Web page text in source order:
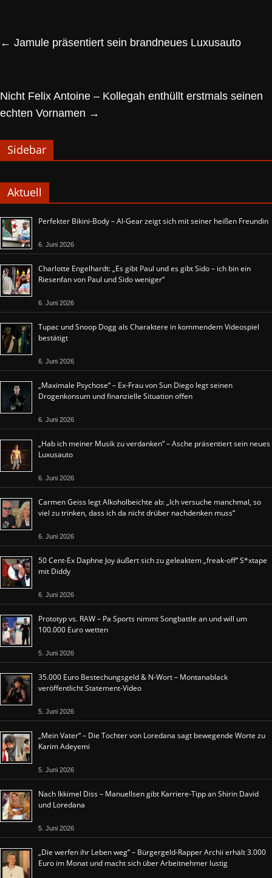
← Jamule präsentiert sein brandneues Luxusauto
Nicht Felix Antoine – Kollegah enthüllt erstmals seinen
echten Vornamen →
Sidebar
Aktuell
Perfekter Bikini-Body – Al-Gear zeigt sich mit seiner heißen Freundin
6. Juni 2026
Charlotte Engelhardt: „Es gibt Paul und es gibt Sido – ich bin ein
Riesenfan von Paul und Sido weniger“
6. Juni 2026
Tupac und Snoop Dogg als Charaktere in kommendem Videospiel
bestätigt
6. Juni 2026
„Maximale Psychose“ – Ex-Frau von Sun Diego legt seinen
Drogenkonsum und finanzielle Situation offen
6. Juni 2026
„Hab ich meiner Musik zu verdanken“ – Asche präsentiert sein neues
Luxusauto
6. Juni 2026
Carmen Geiss legt Alkoholbeichte ab: „Ich versuche manchmal, so
viel zu trinken, dass ich da nicht drüber nachdenken muss“
6. Juni 2026
50 Cent-Ex Daphne Joy äußert sich zu geleaktem „freak-off“ S*xtape
mit Diddy
6. Juni 2026
Prototyp vs. RAW – Pa Sports nimmt Songbattle an und will um
100.000 Euro wetten
5. Juni 2026
35.000 Euro Bestechungsgeld & N-Wort – Montanablack
veröffentlicht Statement-Video
5. Juni 2026
„Mein Vater“ – Die Tochter von Loredana sagt bewegende Worte zu
Karim Adeyemi
5. Juni 2026
Nach Ikkimel Diss – Manuellsen gibt Karriere-Tipp an Shirin David
und Loredana
5. Juni 2026
„Die werfen ihr Leben weg“ – Bürgergeld-Rapper Archii erhält 3.000
Euro im Monat und macht sich über Arbeitnehmer lustig